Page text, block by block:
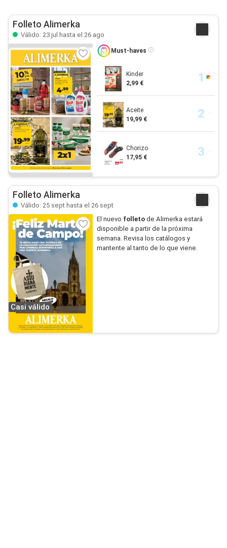
Folleto Alimerka
Válido: 23 jul hasta el 26 ago
Must-haves
Kinder
2,99 €
Aceite
19,99 €
Chorizo
17,95 €
Folleto Alimerka
Válido: 25 sept hasta el 26 sept
Casi válido
El nuevo folletode Alimerka estará
disponible a partir de la próxima
semana. Revisa los catálogos y
mantente al tanto de lo que viene.